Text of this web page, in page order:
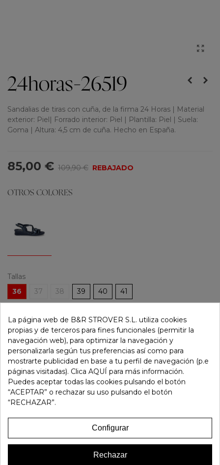
24horas-26519
Sandalias de tiras con cuña, de la firma 24 Horas | Material
exterior: Piel| Forrado interior: Piel | Plantilla: Piel | Suela:
Goma | Altura: 4,5 cm de cuña. Hecho en España.
85,00 € 109,90 € REBAJADO
OTROS COLORES
Tallas
36
37 38 39 40 41
-
Añadir Al Carrito
Referencia: 186512
Marca: 24horas
Favorito 0
16 OTROS PRODUCTOS EN LA MISMA CATEGORÍA:
La página web de B&R STROVER S.L. utiliza cookies
propias y de terceros para fines funcionales (permitir la
navegación web), para optimizar la navegación y
personalizarla según tus preferencias así como para
mostrarte publicidad en base a tu perfil de navegación (p.e
páginas visitadas). Clica AQUÍ para más información.
Puedes aceptar todas las cookies pulsando el botón
“ACEPTAR” o rechazar su uso pulsando el botón
“RECHAZAR”.
Configurar
Rechazar